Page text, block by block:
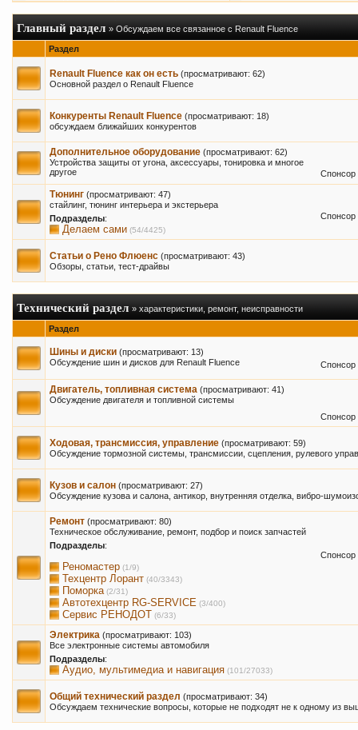
Главный раздел » Обсуждаем все связанное с Renault Fluence
Раздел
Renault Fluence как он есть (просматривают: 62)
Основной раздел о Renault Fluence
Конкуренты Renault Fluence (просматривают: 18)
обсуждаем ближайших конкурентов
Дополнительное оборудование (просматривают: 62)
Спонсор
Устройства защиты от угона, аксессуары, тонировка и многое
другое
Тюнинг (просматривают: 47)
Спонсор
стайлинг, тюнинг интерьера и экстерьера
Подразделы:
Делаем сами (54/4425)
Статьи о Рено Флюенс (просматривают: 43)
Обзоры, статьи, тест-драйвы
Технический раздел » характеристики, ремонт, неисправности
Раздел
Шины и диски (просматривают: 13)
Спонсор
Обсуждение шин и дисков для Renault Fluence
Двигатель, топливная система (просматривают: 41)
Спонсор
Обсуждение двигателя и топливной системы
Ходовая, трансмиссия, управление (просматривают: 59)
Обсуждение тормозной системы, трансмиссии, сцепления, рулевого
Кузов и салон (просматривают: 27)
Обсуждение кузова и салона, антикор, внутренняя отделка, вибро-
Ремонт (просматривают: 80)
Спонсор
Техническое обслуживание, ремонт, подбор и поиск запчастей
Подразделы:
Реномастер (1/9)
Техцентр Лорант (40/3343)
Поморка (2/31)
Автотехцентр RG-SERVICE (3/400)
Сервис РЕНОДОТ (6/33)
Электрика (просматривают: 103)
Все электронные системы автомобиля
Подразделы:
Аудио, мультимедиа и навигация (101/27033)
Общий технический раздел (просматривают: 34)
Обсуждаем технические вопросы, которые не подходят не к одному из